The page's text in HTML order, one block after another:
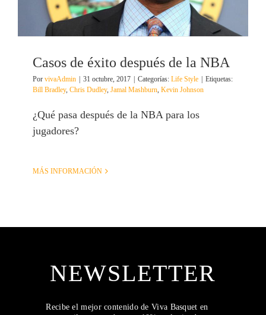
Casos de éxito después de la NBA
Por vivaAdmin 31 octubre, 2017 Categorías: Life Style
Etiquetas:
Bill Bradley, Chris Dudley, Jamal Mashburn, Kevin Johnson
¿Qué pasa después de la NBA para los
jugadores?
MÁS INFORMACIÓN
NEWSLETTER
Recibe el mejor contenido de Viva Basquet en